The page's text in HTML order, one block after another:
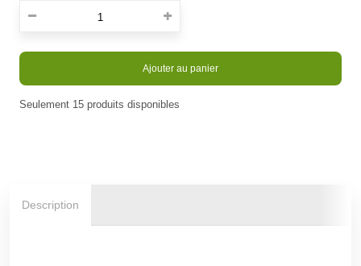
Ajouter au panier
Seulement 15 produits disponibles
Description